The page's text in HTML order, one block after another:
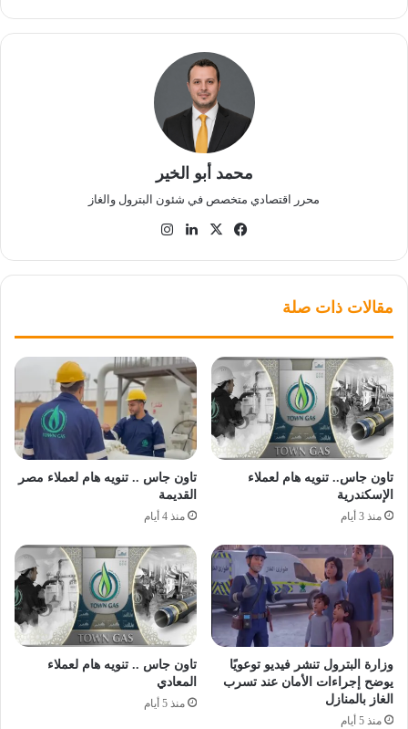
محمد أبو الخير
محرر اقتصادي متخصص في شئون البترول والغاز
فيسبوك
‫X لينكدإن
مقالات ذات صلة
تاون جاس.. تنويه هام لعملاء
الإسكندرية
منذ 3 أيام
تاون جاس .. تنويه هام لعملاء مصر
القديمة
منذ 4 أيام
وزارة البترول تنشر فيديو توعويًا
يوضح إجراءات الأمان عند تسرب
الغاز بالمنازل
منذ 5 أيام
تاون جاس .. تنويه هام لعملاء
المعادي
منذ 5 أيام